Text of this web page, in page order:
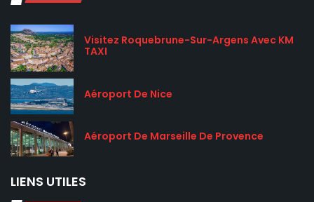
Visitez Roquebrune-Sur-Argens Avec KM
TAXI
Aéroport De Nice
Aéroport De Marseille De Provence
LIENS UTILES